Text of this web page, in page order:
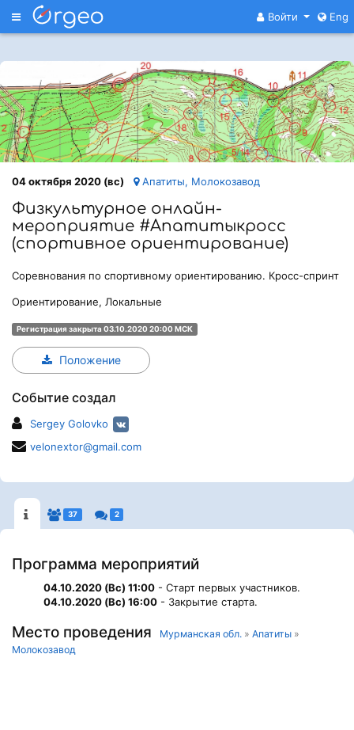
Меню Войти Eng
04 октября 2020 (вс) Апатиты, Молокозавод
Физкультурное онлайн-
мероприятие #Апатитыкросс
(спортивное ориентирование)
Соревнования по спортивному ориентированию. Кросс-спринт
Ориентирование, Локальные
Регистрация закрыта 03.10.2020 20:00 МСК
Положение
Событие создал
Sergey Golovko
velonextor@gmail.com
37 2
Программа мероприятий
04.10.2020 (Вс) 11:00 - Старт первых участников.
04.10.2020 (Вс) 16:00 - Закрытие старта.
Место проведения Мурманская обл. » Апатиты »
Молокозавод